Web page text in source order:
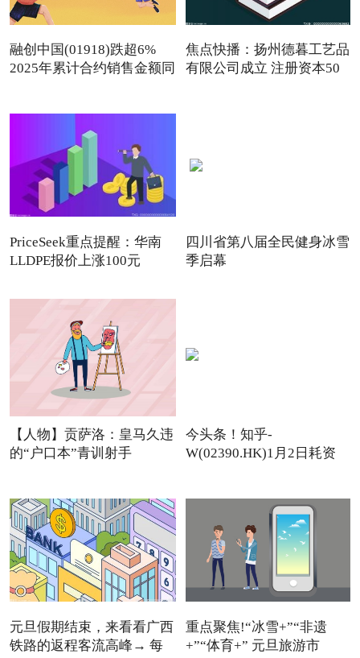
融创中国(01918)跌超6%
2025年累计合约销售金额同
焦点快播：扬州德暮工艺品
有限公司成立 注册资本50
PriceSeek重点提醒：华南
LLDPE报价上涨100元
四川省第八届全民健身冰雪
季启幕
【人物】贡萨洛：皇马久违
的“户口本”青训射手
今头条！知乎-
W(02390.HK)1月2日耗资
元旦假期结束，来看看广西
铁路的返程客流高峰→ 每
重点聚焦!“冰雪+”“非遗
+”“体育+” 元旦旅游市